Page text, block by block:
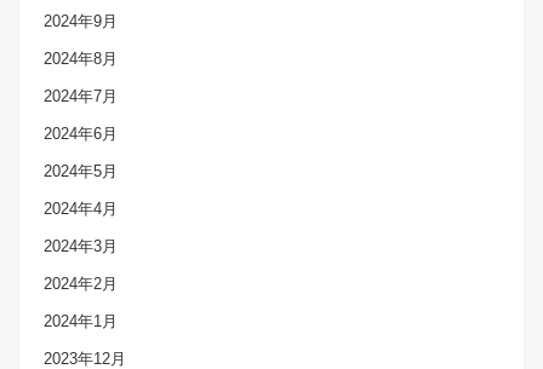
2024年9月
2024年8月
2024年7月
2024年6月
2024年5月
2024年4月
2024年3月
2024年2月
2024年1月
2023年12月